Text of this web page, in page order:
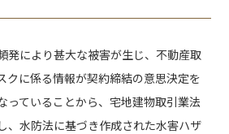
発により甚大な被害が生じ、不動産取
クに係る情報が契約締結の意思決定を
っていることから、宅地建物取引業法
、水防法に基づき作成された水害ハザ